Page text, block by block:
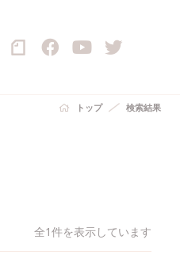
トップ 検索結果
全1件を表示しています